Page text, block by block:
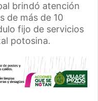
brindó atención
de más de 10
fijo de servicios
potosina.